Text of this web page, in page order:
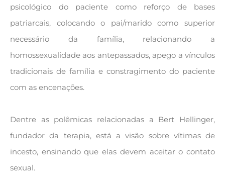
psicológico do paciente como reforço de bases
patriarcais, colocando o pai/marido como superior
necessário da família, relacionando a
homossexualidade aos antepassados, apego a vínculos
tradicionais de família e constragimento do paciente
com as encenações.
Dentre as polêmicas relacionadas a Bert Hellinger,
fundador da terapia, está a visão sobre vítimas de
incesto, ensinando que elas devem aceitar o contato
sexual.